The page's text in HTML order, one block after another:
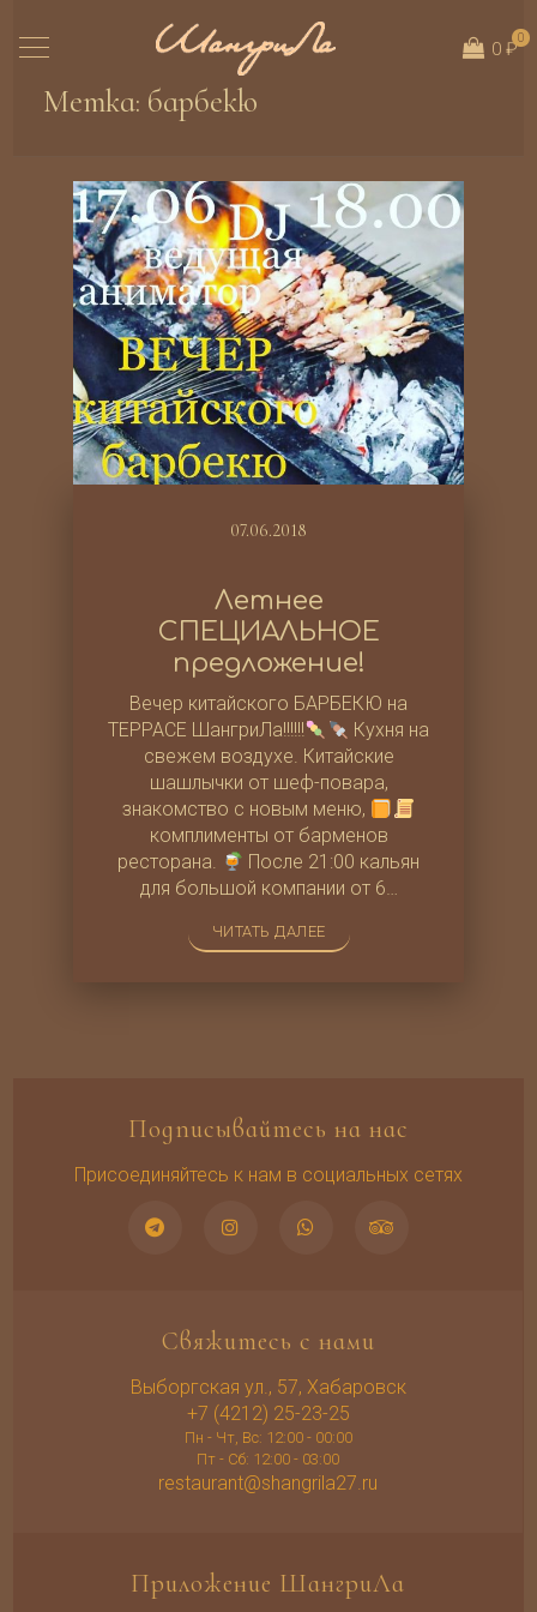
0
0 ₽
Метка: барбекю
07.06.2018
Летнее
СПЕЦИАЛЬНОЕ
предложение!
Вечер китайского БАРБЕКЮ на
ТЕРРАСЕ ШангриЛа!!!!!!
Кухня на
свежем воздухе. Китайские
шашлычки от шеф-повара,
знакомство с новым меню,
комплименты от барменов
ресторана.
После 21:00 кальян
для большой компании от 6…
ЧИТАТЬ ДАЛЕЕ
Подписывайтесь на нас
Присоединяйтесь к нам в социальных сетях
Свяжитесь с нами
Выборгская ул., 57, Хабаровск
+7 (4212) 25-23-25
Пн - Чт, Вс: 12:00 - 00:00
Пт - Сб: 12:00 - 03:00
restaurant@shangrila27.ru
Приложение ШангриЛа